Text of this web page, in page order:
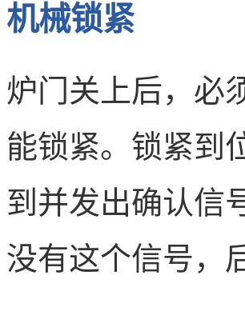
机械锁紧
炉门关上后，必
能锁紧。锁紧到
到并发出确认
没有这个信号，